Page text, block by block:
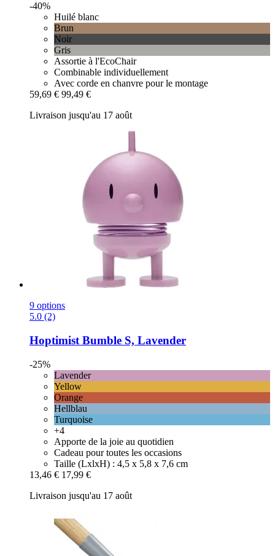
-40%
Huilé blanc
Brun
Noir
Gris
Assortie à l'EcoChair
Combinable individuellement
Avec corde en chanvre pour le montage
59,69 € 99,49 €
Livraison jusqu'au 17 août
9 options
5.0 (2)
Hoptimist Bumble S, Lavender
-25%
Lavender
Yellow
Orange
Hellblau
Turquoise
+4
Apporte de la joie au quotidien
Cadeau pour toutes les occasions
Taille (LxlxH) : 4,5 x 5,8 x 7,6 cm
13,46 € 17,99 €
Livraison jusqu'au 17 août